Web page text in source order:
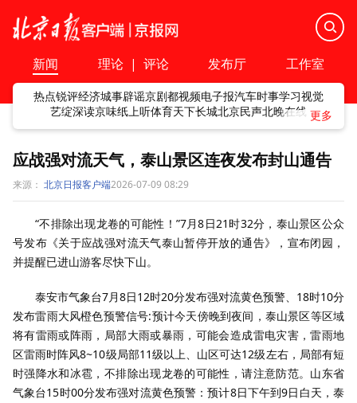
新闻 理论 | 评论 发布厅 工作室
热点锐评经济城事辟谣京剧都视频电子报汽车时事学习视觉
艺绽深读京味纸上听体育天下长城北京民声北晚在线
应战强对流天气，泰山景区连夜发布封山通告
来源： 北京日报客户端2026-07-09 08:29
“不排除出现龙卷的可能性！”7月8日21时32分，泰山景区公众
号发布《关于应战强对流天气泰山暂停开放的通告》，宣布闭园，
并提醒已进山游客尽快下山。
‍泰安市气象台7月8日12时20分发布强对流黄色预警、18时10分
发布雷雨大风橙色预警信号:预计今天傍晚到夜间，泰山景区等区域
将有雷雨或阵雨，局部大雨或暴雨，可能会造成雷电灾害，雷雨地
区雷雨时阵风8~10级局部11级以上、山区可达12级左右，局部有短
时强降水和冰雹，不排除出现龙卷的可能性，请注意防范。山东省
气象台15时00分发布强对流黄色预警：预计8日下午到9日白天，泰